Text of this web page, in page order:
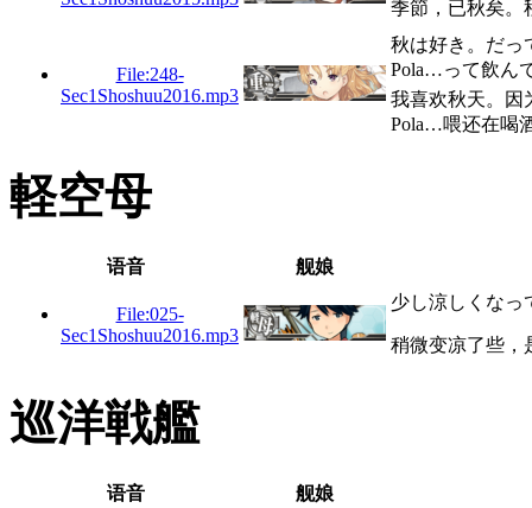
季節，已秋矣。
File:248-
Sec1Shoshuu2016.mp3
秋は好き。だっ
Pola…って飲ん
我喜欢秋天。因
Pola…喂还在喝
軽空母
语音 舰娘
File:025-
Sec1Shoshuu2016.mp3
少し涼しくなっ
稍微变凉了些，
巡洋戦艦
语音 舰娘